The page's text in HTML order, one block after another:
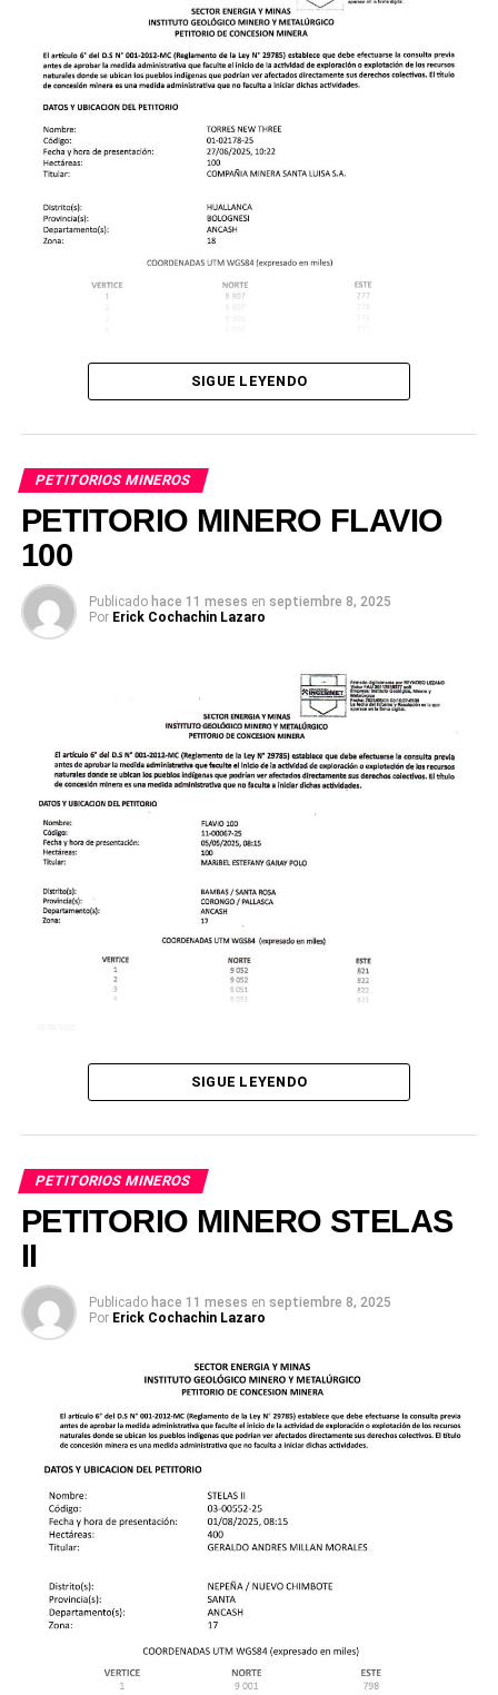
SIGUE LEYENDO
PETITORIOS MINEROS
PETITORIO MINERO FLAVIO
100
Publicado hace 11 meses en septiembre 8, 2025
Por Erick Cochachin Lazaro
SIGUE LEYENDO
PETITORIOS MINEROS
PETITORIO MINERO STELAS
II
Publicado hace 11 meses en septiembre 8, 2025
Por Erick Cochachin Lazaro